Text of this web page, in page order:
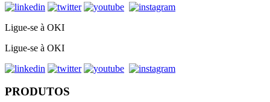
Ligue-se à OKI
Ligue-se à OKI
PRODUTOS